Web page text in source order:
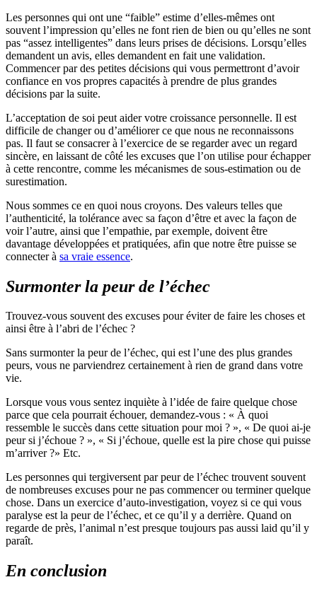
Les personnes qui ont une “faible” estime d’elles-mêmes ont
souvent l’impression qu’elles ne font rien de bien ou qu’elles ne sont
pas “assez intelligentes” dans leurs prises de décisions. Lorsqu’elles
demandent un avis, elles demandent en fait une validation.
Commencer par des petites décisions qui vous permettront d’avoir
confiance en vos propres capacités à prendre de plus grandes
décisions par la suite.
L’acceptation de soi peut aider votre croissance personnelle. Il est
difficile de changer ou d’améliorer ce que nous ne reconnaissons
pas. Il faut se consacrer à l’exercice de se regarder avec un regard
sincère, en laissant de côté les excuses que l’on utilise pour échapper
à cette rencontre, comme les mécanismes de sous-estimation ou de
surestimation.
Nous sommes ce en quoi nous croyons. Des valeurs telles que
l’authenticité, la tolérance avec sa façon d’être et avec la façon de
voir l’autre, ainsi que l’empathie, par exemple, doivent être
davantage développées et pratiquées, afin que notre être puisse se
connecter à sa vraie essence.
Surmonter la peur de l’échec
Trouvez-vous souvent des excuses pour éviter de faire les choses et
ainsi être à l’abri de l’échec ?
Sans surmonter la peur de l’échec, qui est l’une des plus grandes
peurs, vous ne parviendrez certainement à rien de grand dans votre
vie.
Lorsque vous vous sentez inquiète à l’idée de faire quelque chose
parce que cela pourrait échouer, demandez-vous : « À quoi
ressemble le succès dans cette situation pour moi ? », « De quoi ai-je
peur si j’échoue ? », « Si j’échoue, quelle est la pire chose qui puisse
m’arriver ?» Etc.
Les personnes qui tergiversent par peur de l’échec trouvent souvent
de nombreuses excuses pour ne pas commencer ou terminer quelque
chose. Dans un exercice d’auto-investigation, voyez si ce qui vous
paralyse est la peur de l’échec, et ce qu’il y a derrière. Quand on
regarde de près, l’animal n’est presque toujours pas aussi laid qu’il y
paraît.
En conclusion